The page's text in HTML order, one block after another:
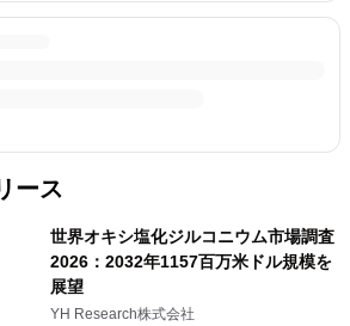
ース
世界オキシ塩化ジルコニウム市場調査
2026：2032年1157百万米ドル規模を
展望
YH Research株式会社